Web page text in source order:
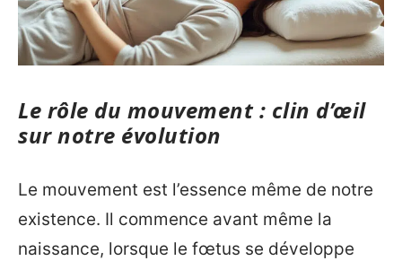
Le rôle du mouvement : clin d’œil
sur notre évolution
Le mouvement est l’essence même de notre
existence. Il commence avant même la
naissance, lorsque le fœtus se développe